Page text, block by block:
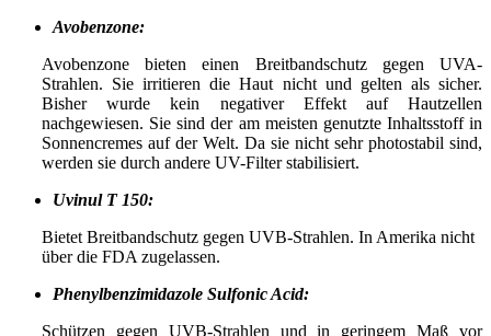
Avobenzone:
Avobenzone bieten einen Breitbandschutz gegen UVA-
Strahlen. Sie irritieren die Haut nicht und gelten als sicher.
Bisher wurde kein negativer Effekt auf Hautzellen
nachgewiesen. Sie sind der am meisten genutzte Inhaltsstoff in
Sonnencremes auf der Welt. Da sie nicht sehr photostabil sind,
werden sie durch andere UV-Filter stabilisiert.
Uvinul T 150:
Bietet Breitbandschutz gegen UVB-Strahlen. In Amerika nicht
über die FDA zugelassen.
Phenylbenzimidazole Sulfonic Acid:
Schützen gegen UVB-Strahlen und in geringem Maß vor